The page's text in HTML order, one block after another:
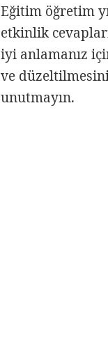
Eğitim öğretim
etkinlik
iyi anlamanız
ve
unutmayın.